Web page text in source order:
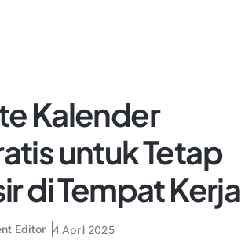
Kalender
untuk Tetap
di Tempat Kerja
Editor 4 April 2025